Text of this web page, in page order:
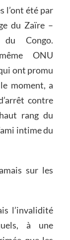
l’ont été par
du Zaïre –
du Congo.
ONU
ont promu
moment, a
contre
rang du
intime du
sur les
l’invalidité
à une